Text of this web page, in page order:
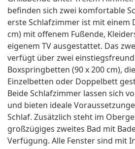
befinden sich zwei komfortable
erste Schlafzimmer ist mit einem
cm) mit offenem Fußende,
eigenem TV ausgestattet. Das
verfügt über zwei
Boxspringbetten (90 x 200 cm),
Einzelbetten oder Doppelbett
Beide Schlafzimmer lassen sich
und bieten ideale
Schlaf. Zusätzlich steht im
großzügiges zweites Bad mit
Verfügung. Alle Fenster sind mit